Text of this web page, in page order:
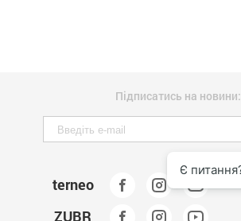
Підписатись на новини:
terneo
ZUBR